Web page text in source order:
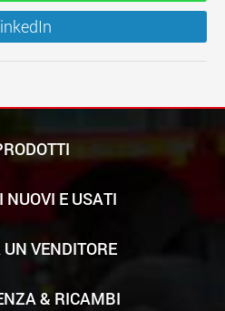
NUOVI E USATI
UN VENDITORE
& RICAMBI